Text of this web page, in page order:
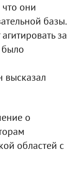
они
базы.
за
было
высказал
о
областей с